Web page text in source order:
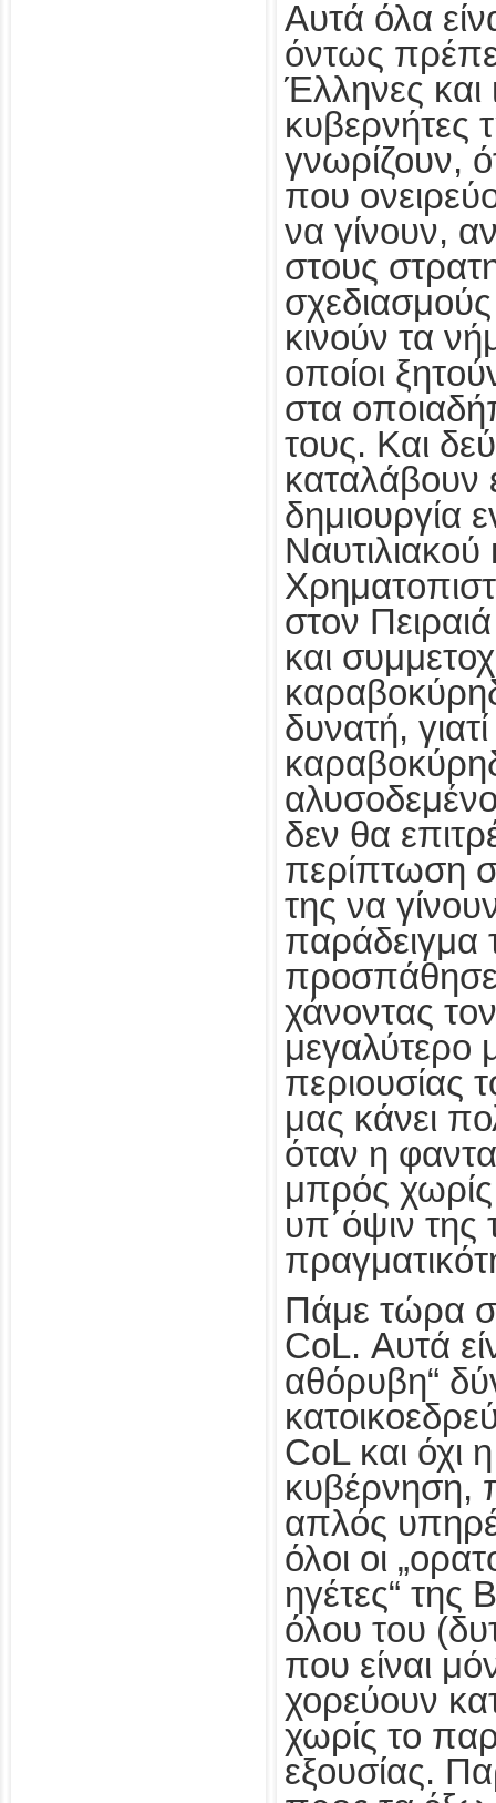
Αυτά όλα
όντως
Έλληνες και
κυβερνήτες
γνωρίζουν,
που
να γίνουν,
στους
κινούν τα
οποίοι
στα
τους. Και
καταλάβουν
δημιουργία
Ναυτιλιακού
στον
και
δυνατή,
δεν θα
περίπτωση
της να
παράδειγμα
προσπάθησε
χάνοντας
μεγαλύτερο
περιουσίας
μας κάνει
όταν η
μπρός
υπ΄όψιν της
Πάμε τώρα
CoL. Αυτά
αθόρυβη“
CoL και όχι
κυβέρνηση,
απλός
όλοι οι
ηγέτες“ της
όλου του
που είναι
χορεύουν
χωρίς το
εξουσίας.